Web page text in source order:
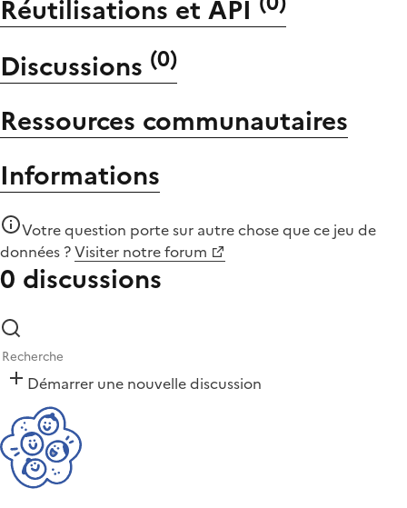
Réutilisations et API
Discussions (0)
Ressources communautaires
Informations
Votre question porte sur autre chose quece jeu de
données ?Visiter notre forum
0 discussions
Démarrer une nouvelle discussion